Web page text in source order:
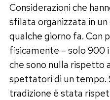
Considerazioni che
sfilata organizzata in
qualche giorno fa. Con
fisicamente – solo 900
che sono nulla rispetto
spettatori di un tempo.
tradizione è stata